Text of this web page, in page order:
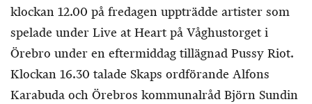
klockan 12.00 på fredagen uppträdde artister som
spelade under Live at Heart på Våghustorget i
Örebro under en eftermiddag tillägnad Pussy Riot.
Klockan 16.30 talade Skaps ordförande Alfons
Karabuda och Örebros kommunalråd Björn Sundin